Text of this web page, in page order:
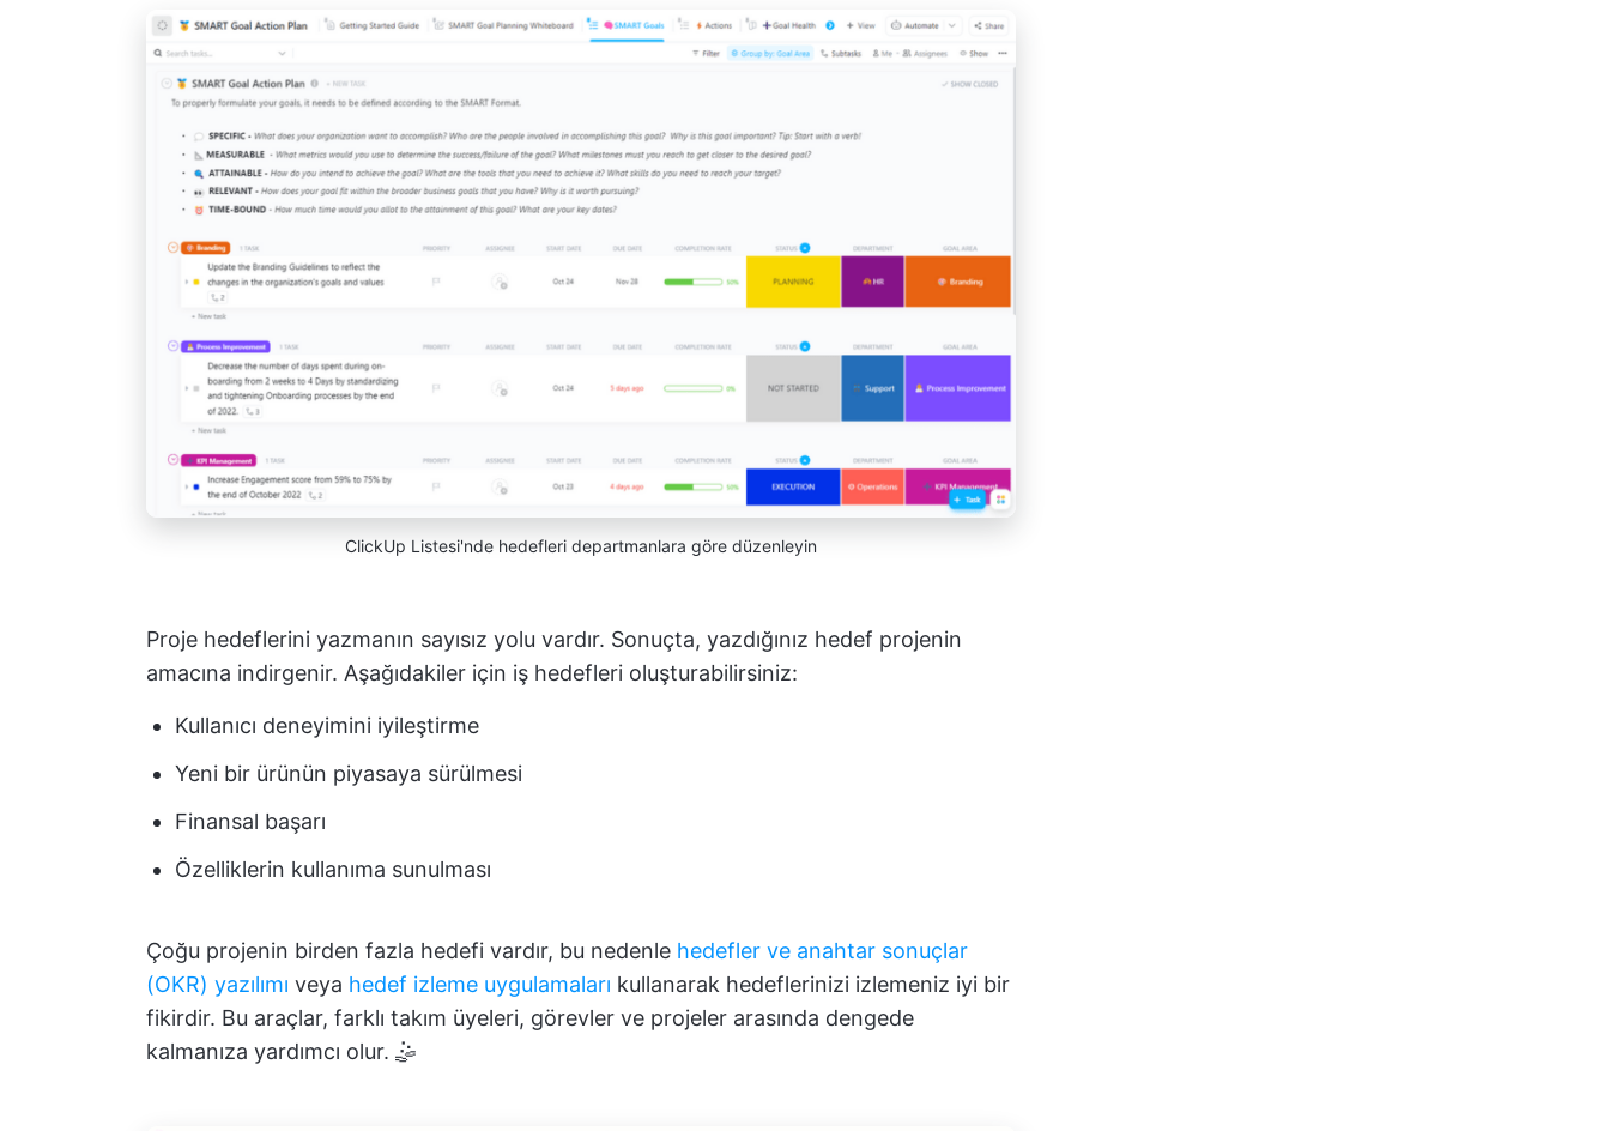
ClickUp Listesi'nde hedefleri departmanlara göre düzenleyin
Proje hedeflerini yazmanın sayısız yolu vardır. Sonuçta, yazdığınız hedef projenin
amacına indirgenir. Aşağıdakiler için iş hedefleri oluşturabilirsiniz:
Kullanıcı deneyimini iyileştirme
Yeni bir ürünün piyasaya sürülmesi
Finansal başarı
Özelliklerin kullanıma sunulması
Çoğu projenin birden fazla hedefi vardır, bu nedenle hedefler ve anahtar sonuçlar
(OKR) yazılımı veya hedef izleme uygulamaları kullanarak hedeflerinizi izlemeniz iyi bir
fikirdir. Bu araçlar, farklı takım üyeleri, görevler ve projeler arasında dengede
kalmanıza yardımcı olur. 🤹